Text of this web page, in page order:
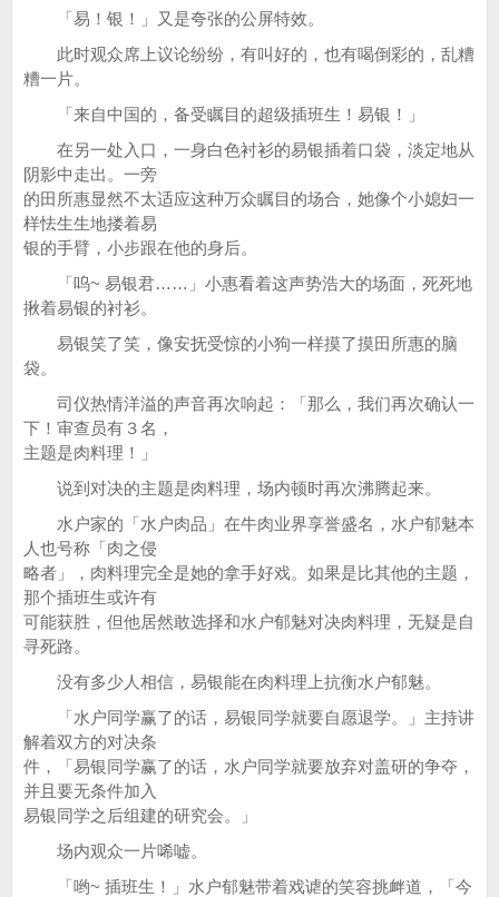
「易！银！」又是夸张的公屏特效。
此时观众席上议论纷纷，有叫好的，也有喝倒彩的，乱糟
糟一片。
「来自中国的，备受瞩目的超级插班生！易银！」
在另一处入口，一身白色衬衫的易银插着口袋，淡定地从
阴影中走出。一旁
的田所惠显然不太适应这种万众瞩目的场合，她像个小媳妇一
样怯生生地搂着易
银的手臂，小步跟在他的身后。
「呜~ 易银君……」小惠看着这声势浩大的场面，死死地
揪着易银的衬衫。
易银笑了笑，像安抚受惊的小狗一样摸了摸田所惠的脑
袋。
司仪热情洋溢的声音再次响起：「那么，我们再次确认一
下！审查员有３名，
主题是肉料理！」
说到对决的主题是肉料理，场内顿时再次沸腾起来。
水户家的「水户肉品」在牛肉业界享誉盛名，水户郁魅本
人也号称「肉之侵
略者」，肉料理完全是她的拿手好戏。如果是比其他的主题，
那个插班生或许有
可能获胜，但他居然敢选择和水户郁魅对决肉料理，无疑是自
寻死路。
没有多少人相信，易银能在肉料理上抗衡水户郁魅。
「水户同学赢了的话，易银同学就要自愿退学。」主持讲
解着双方的对决条
件，「易银同学赢了的话，水户同学就要放弃对盖研的争夺，
并且要无条件加入
易银同学之后组建的研究会。」
场内观众一片唏嘘。
「哟~ 插班生！」水户郁魅带着戏谑的笑容挑衅道，「今